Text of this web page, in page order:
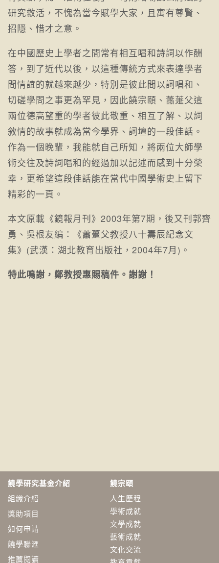
研究救活，不愧為當今賦學大家，且寓有尊賢、
招隱、惜才之意。
在中國歷史上學者之間常有相互唱和詩詞以作酬
答，到了近代以後，以這種傳統方式來表達學者
間情誼的就越來越少，特別是彼此間以詞唱和、
切磋學問之事更為罕見，因此饒宗頤、蕭萐父這
兩位德高望重的學者彼此敬重、相互了解、以詞
敘情的故事就成為當今學界、詞壇的一段佳話。
作為一個晚輩，我能就自己所知，將兩位大師學
術交往及詩詞唱和的經過加以記述而感到十分榮
幸，更希望這段佳話能在當代中國學術史上留下
精彩的一頁。
本文原載《鏡報月刊》2003年第7期，後又刊郭齊
勇、吳根友編：《蕭躉父教授八十壽辰紀念文
集》(武漢：湖北教育出版社，2004年7月)。
特此鳴謝，鄭教授惠賜稿件。謝謝！
饒學研究基金介紹
組織介紹
獎助項目
如何申請
饒學聯滙
推薦閱讀
饒宗頤
人生歷程
學術成就
文學成就
藝術成就
文化交流